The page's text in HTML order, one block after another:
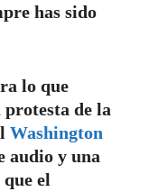
has sido
lo que
de la
Washington
audio y una
el